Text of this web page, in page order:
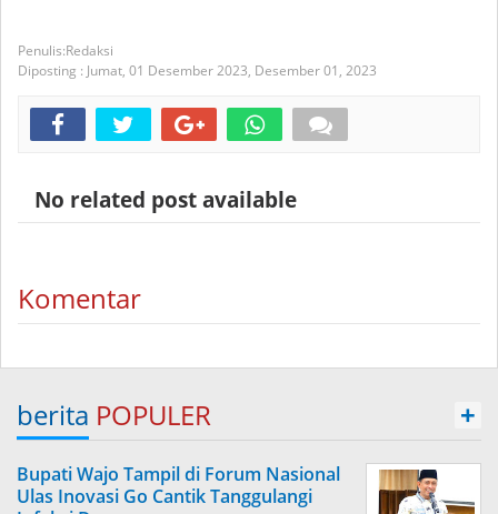
Redaksi
Diposting : Jumat, 01 Desember 2023, Desember 01, 2023
No related post available
Komentar
berita POPULER +
Bupati Wajo Tampil di Forum Nasional
Ulas Inovasi Go Cantik Tanggulangi